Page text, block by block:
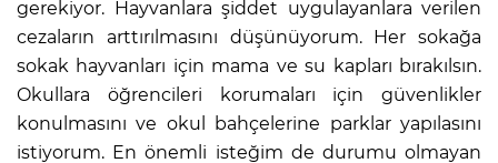
gerekiyor. Hayvanlara şiddet uygulayanlara verilen
cezaların arttırılmasını düşünüyorum. Her sokağa
sokak hayvanları için mama ve su kapları bırakılsın.
Okullara öğrencileri korumaları için güvenlikler
konulmasını ve okul bahçelerine parklar yapılasını
istiyorum. En önemli isteğim de durumu olmayan